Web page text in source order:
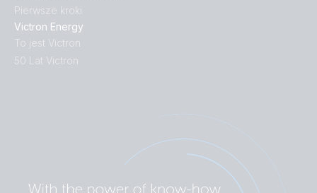
Pierwsze kroki
Victron Energy
To jest Victron
50 Lat Victron